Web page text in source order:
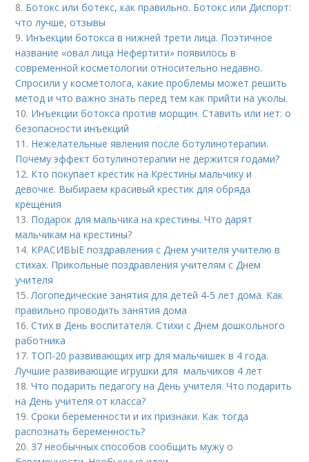
8. Ботокс или ботекс, как правильно. Ботокс или Диспорт:
что лучше, отзывы
9. Инъекции ботокса в нижней трети лица. Поэтичное
название «овал лица Нефертити» появилось в
современной косметологии относительно недавно.
Спросили у косметолога, какие проблемы может решить
метод и что важно знать перед тем как прийти на уколы.
10. Инъекции ботокса против морщин. Ставить или нет: о
безопасности инъекций
11. Нежелательные явления после ботулинотерапии.
Почему эффект ботулинотерапии не держится годами?
12. Кто покупает крестик на Крестины мальчику и
девочке. Выбираем красивый крестик для обряда
крещения
13. Подарок для мальчика на крестины. Что дарят
мальчикам на крестины?
14. КРАСИВЫЕ поздравления с Днем учителя учителю в
стихах. Прикольные поздравления учителям с Днем
учителя
15.Логопедические занятия для детей 4-5 лет дома. Как
правильно проводить занятия дома
16.Стих в День воспитателя. Стихи с Днем дошкольного
работника
17. ТОП-20 развивающих игр для мальчишек в 4 года.
Лучшие развивающие игрушки для мальчиков 4 лет
18.Что подарить педагогу на День учителя. Что подарить
на День учителя от класса?
19.Сроки беременности и их признаки. Как тогда
распознать беременность?
20. 37 необычных способов сообщить мужу о